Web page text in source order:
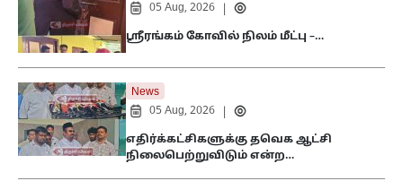
05 Aug, 2026
ஸ்ரீரங்கம் கோவில் நிலம் மீட்பு –…
News
05 Aug, 2026
எதிர்க்கட்சிகளுக்கு தவெக ஆட்சி
நிலைபெற்றுவிடும் என்ற…